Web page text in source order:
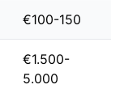
€100-150
€1.500-
5.000